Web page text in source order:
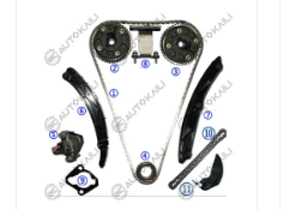
videolar
Bizim Hakkımızda
Fabrika turu